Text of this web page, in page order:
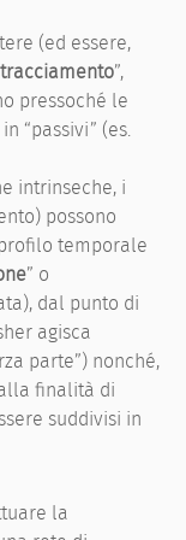
(ed essere,
”,
pressoché le
“passivi” (es.
intrinseche, i
possono
temporale
” o
dal punto di
agisca
parte”) nonché,
finalità di
suddivisi in
la